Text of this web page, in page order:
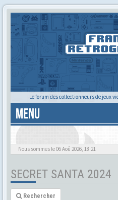
Le forum des collectionneurs de jeux
MENU
Nous sommes le 06 Aoû 2026, 18:21
SECRET SANTA 2024
Rechercher